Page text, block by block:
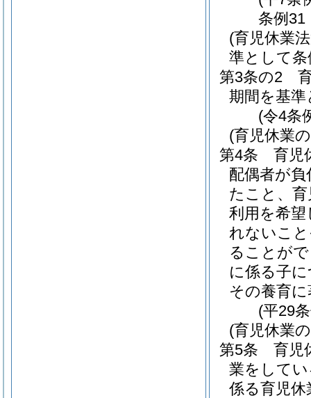
条例31
(育児休業
準として
第3条の2
期間を基
(令4条
(育児休業
第4条
育児
配偶者が
たこと、
利用を希
れないこ
ることが
に係る子
その養育
(平29
(育児休業
第5条
育児
業をして
係る育児